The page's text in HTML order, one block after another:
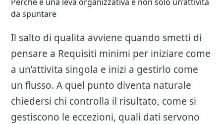
da spuntare
Il salto di qualita avviene quando smetti di
pensare a Requisiti minimi per iniziare come
a un’attivita singola e inizi a gestirlo come
un flusso. A quel punto diventa naturale
chiedersi chi controlla il risultato, come si
gestiscono le eccezioni, quali dati servono